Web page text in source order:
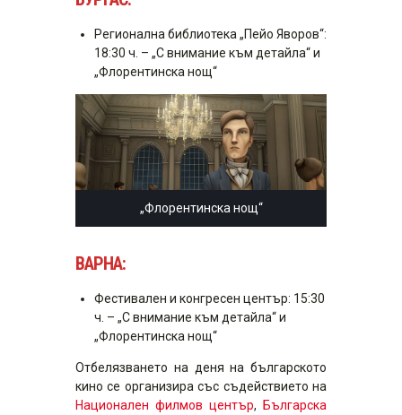
Регионална библиотека „Пейо Яворов“:
18:30 ч. – „С внимание към детайла“ и
„Флорентинска нощ“
„Флорентинска нощ“
ВАРНА:
Фестивален и конгресен център: 15:30
ч. – „С внимание към детайла“ и
„Флорентинска нощ“
Отбелязването на деня на българското
кино се организира със съдействието на
Национален филмов център,
Българска